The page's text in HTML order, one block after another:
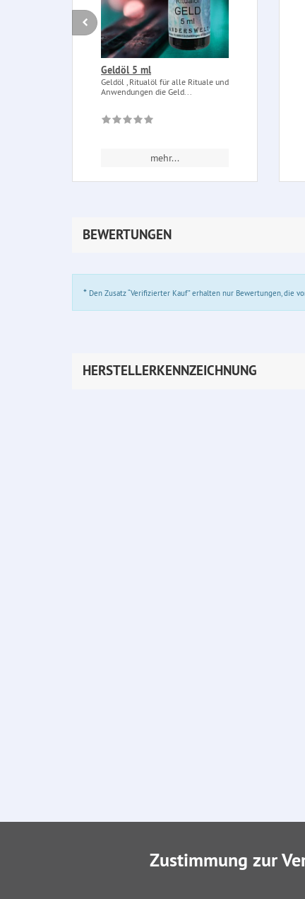
Geldöl 5 ml
Geldöl , Ritualöl für alle Rituale und
Anwendungen die Geld...
mehr...
BEWERTUNGEN
* Den Zusatz “Verifizierter Kauf” erhalten nur Bewertungen, die
HERSTELLERKENNZEICHNUNG
Zustimmung zur